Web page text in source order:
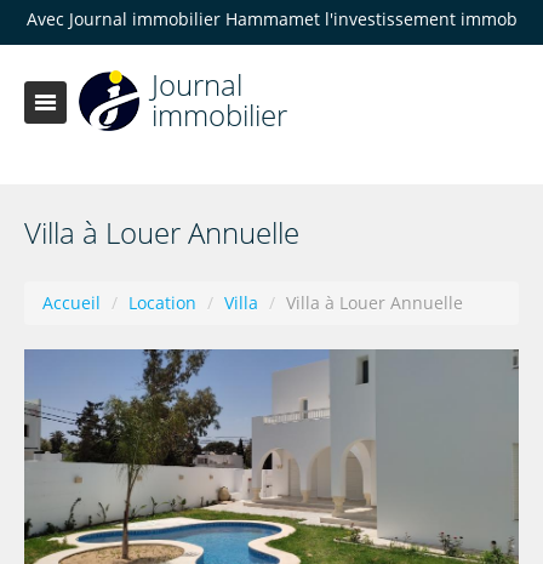
Journal immobilier Hammamet l'investissement immobilier
Journal
immobilier
Villa à Louer Annuelle
Accueil / Location / Villa / Villa à Louer Annuelle